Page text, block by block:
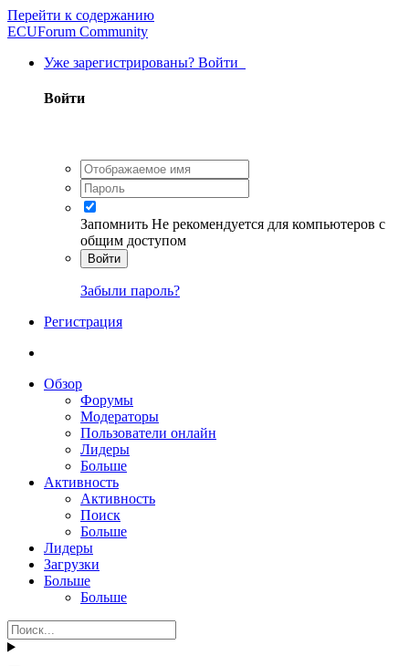
Перейти к содержанию
ECUForum Community
Уже зарегистрированы? Войти
Войти
Запомнить Не рекомендуется для компьютеров с
общим доступом
Войти
Забыли пароль?
Регистрация
Обзор
Форумы
Модераторы
Пользователи онлайн
Лидеры
Больше
Активность
Активность
Поиск
Больше
Лидеры
Загрузки
Больше
Больше